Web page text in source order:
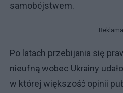
samobójstwem.
Reklama
Po latach przebijania się
nieufną wobec Ukrainy
w której większość opinii